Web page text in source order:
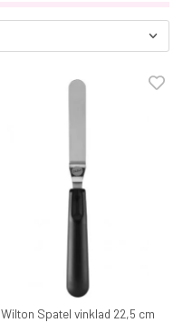
Wilton Spatel vinklad 22,5 cm